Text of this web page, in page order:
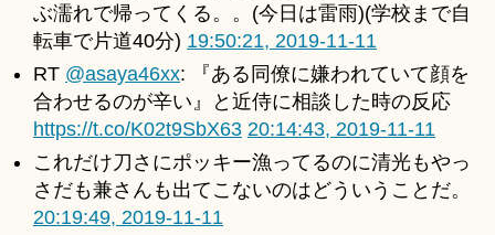
ぶ濡れで帰ってくる。。(今日は雷雨)(学校まで自
転車で片道40分) 19:50:21, 2019-11-11
RT @asaya46xx: 『ある同僚に嫌われていて顔を
合わせるのが辛い』と近侍に相談した時の反応
https://t.co/K02t9SbX63 20:14:43, 2019-11-11
これだけ刀さにポッキー漁ってるのに清光もやっ
さだも兼さんも出てこないのはどういうことだ。
20:19:49, 2019-11-11